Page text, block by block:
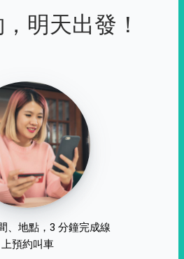
明天出發！
、地點，3 分鐘完成線
上預約叫車